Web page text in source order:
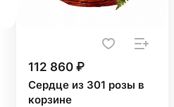
112 860 ₽
Сердце из 301 розы в
корзине